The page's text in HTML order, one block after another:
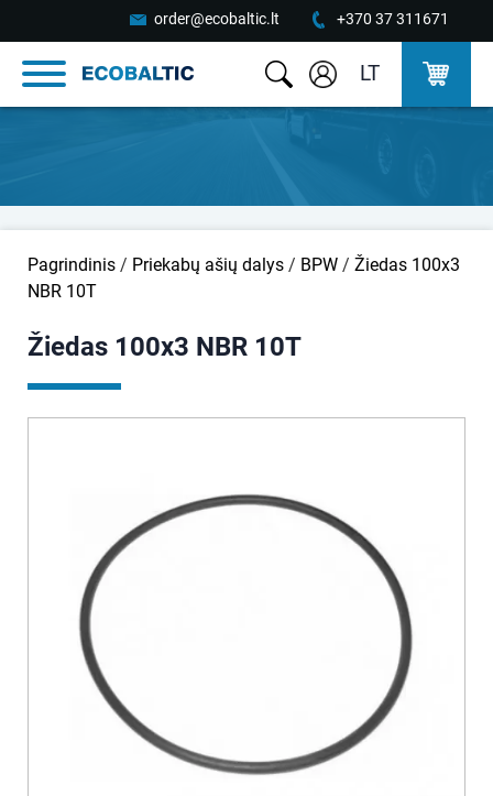
order@ecobaltic.lt +370 37 311671
LT
Pagrindinis / Priekabų ašių dalys / BPW / Žiedas 100x3
NBR 10T
Žiedas 100x3 NBR 10T